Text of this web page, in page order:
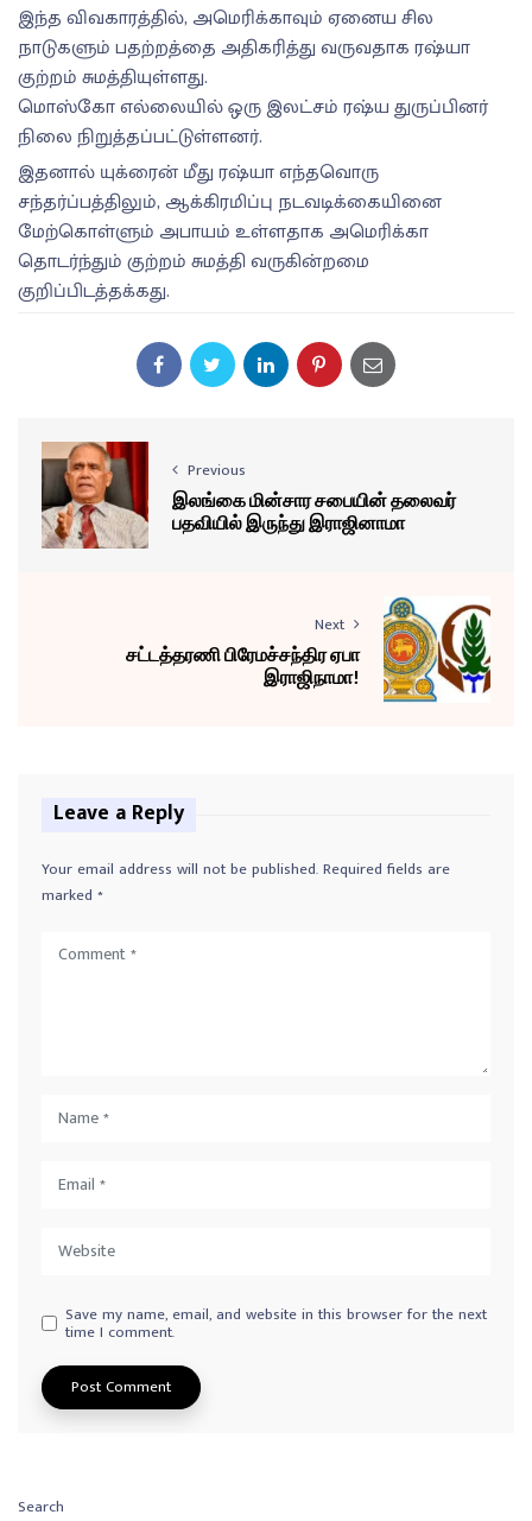
இந்த விவகாரத்தில், அமெரிக்காவும் ஏனைய சில
நாடுகளும் பதற்றத்தை அதிகரித்து வருவதாக ரஷ்யா
குற்றம் சுமத்தியுள்ளது.
மொஸ்கோ எல்லையில் ஒரு இலட்சம் ரஷ்ய துருப்பினர்
நிலை நிறுத்தப்பட்டுள்ளனர்.
இதனால் யுக்ரைன் மீது ரஷ்யா எந்தவொரு
சந்தர்ப்பத்திலும், ஆக்கிரமிப்பு நடவடிக்கையினை
மேற்கொள்ளும் அபாயம் உள்ளதாக அமெரிக்கா
தொடர்ந்தும் குற்றம் சுமத்தி வருகின்றமை
குறிப்பிடத்தக்கது.
Previous
இலங்கை மின்சார சபையின் தலைவர்
பதவியில் இருந்து இராஜினாமா
Next
சட்டத்தரணி பிரேமச்சந்திர ஏபா
இராஜிநாமா!
Leave a Reply
Your email address will not be published.Required fields are
marked *
Save my name, email, and website in this browser for the next
time I comment.
Search